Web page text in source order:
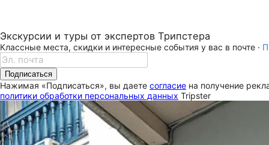
Экскурсии и туры от экспертов Трипстера
Классные места, скидки и интересные события у вас в почте ·
Подписаться
Нажимая «Подписаться», вы даете согласие на получение
политики обработки персональных данных Tripster